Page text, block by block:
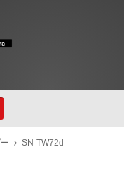
SN-TW72d